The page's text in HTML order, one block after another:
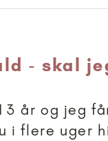
- skal
år og jeg
i flere uger